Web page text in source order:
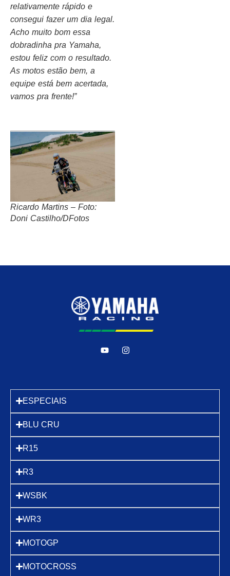
relativamente rápido e
consegui fazer um dia legal.
Acho muito bom essa
dobradinha pra Yamaha,
estou feliz com o resultado.
As motos estão bem, a
equipe está bem acertada,
vamos pra frente!”
Ricardo Martins – Foto:
Doni Castilho/DFotos
ESPECIAIS
BLU CRU
R15
R3
WSBK
WR3
MOTOGP
MOTOCROSS